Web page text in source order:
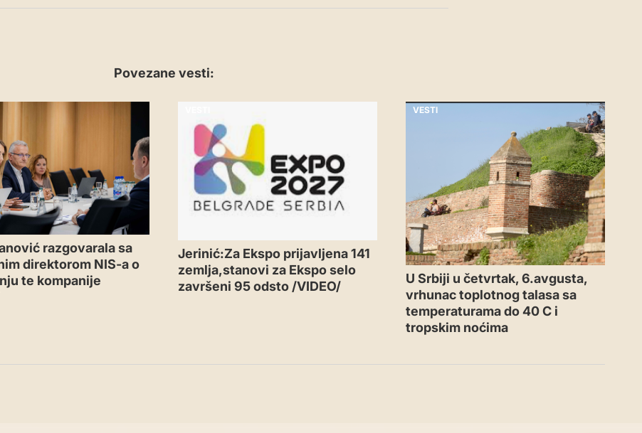
Povezane vesti:
razgovarala sa
direktorom NIS-a o
te kompanije
Jerinić:Za Ekspo prijavljena 141
zemlja,stanovi za Ekspo selo
završeni 95 odsto /VIDEO/
VESTI
U Srbiji u četvrtak, 6.avgusta,
vrhunac toplotnog talasa sa
temperaturama do 40 C i
tropskim noćima